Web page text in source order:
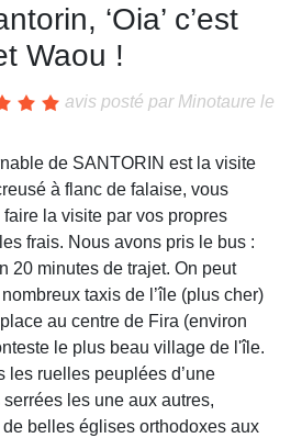
‘Oia’ c’est
Waou !
avis posté par Minotaure le
de SANTORIN est la visite
à flanc de falaise, vous
la visite par vos propres
frais. Nous avons pris le bus :
20 minutes de trajet. On peut
taxis de l’île (plus cher)
au centre de Fira (environ
le plus beau village de l'île.
les ruelles peuplées d’une
les une aux autres,
belles églises orthodoxes aux